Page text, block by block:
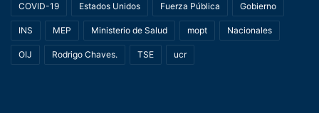
COVID-19 Estados Unidos Fuerza Pública Gobierno
INS MEP Ministerio de Salud mopt Nacionales
OIJ Rodrigo Chaves. TSE ucr